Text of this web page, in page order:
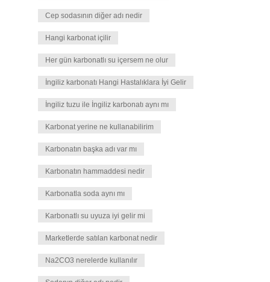
Cep sodasının diğer adı nedir
Hangi karbonat içilir
Her gün karbonatlı su içersem ne olur
İngiliz karbonatı Hangi Hastalıklara İyi Gelir
İngiliz tuzu ile İngiliz karbonatı aynı mı
Karbonat yerine ne kullanabilirim
Karbonatın başka adı var mı
Karbonatın hammaddesi nedir
Karbonatla soda aynı mı
Karbonatlı su uyuza iyi gelir mi
Marketlerde satılan karbonat nedir
Na2CO3 nerelerde kullanılır